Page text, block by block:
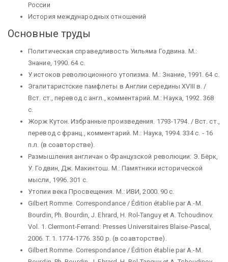
России
История международных отношений
Основные труды
Политическая справедливость Уильяма Годвина. М.:
Знание, 1990. 64 с.
У истоков революционного утопизма. М.: Знание, 1991. 64 с.
Эгалитаристские памфлеты в Англии середины XVIII в. /
Вст. ст., перевод с англ., комментарий. М.: Наука, 1992. 368
с.
Жорж Кутон. Избранные произведения. 1793-1794. / Вст. ст.,
перевод с франц., комментарий. М.: Наука, 1994. 334 с. ‑ 16
п.л. (в соавторстве).
Размышления англичан о Французской революции: Э. Бёрк,
У. Годвин, Дж. Макинтош. М.: Памятники исторической
мысли, 1996. 301 с.
Утопии века Просвещения. М.: ИВИ, 2000. 90 с.
Gilbert Romme. Correspondance / Édition établie par A.-M.
Bourdin, Ph. Bourdin, J. Ehrard, H. Rol-Tanguy et A. Tchoudinov.
Vol. 1. Clermont-Ferrand: Presses Universitaires Blaise-Pascal,
2006. T. 1. 1774-1776. 350 p. (в соавторстве).
Gilbert Romme. Correspondance / Édition établie par A.-M.